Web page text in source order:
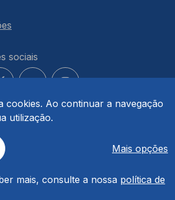
cookies. Ao continuar a navegação
utilização.
Mais opções
mais, consulte a nossa política de
sociais
os direitos reservados.